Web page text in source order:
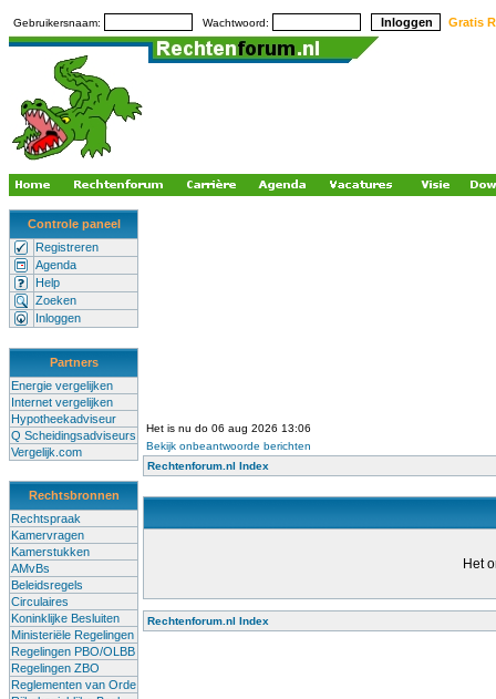
Gebruikersnaam: Wachtwoord: Gratis
Controle paneel
Registreren
Agenda
Help
Zoeken
Inloggen
Partners
Energie vergelijken
Internet vergelijken
Hypotheekadviseur
Q Scheidingsadviseurs
Vergelijk.com
Rechtsbronnen
Rechtspraak
Kamervragen
Kamerstukken
AMvBs
Beleidsregels
Circulaires
Koninklijke Besluiten
Ministeriële Regelingen
Regelingen PBO/OLBB
Regelingen ZBO
Reglementen van Orde
Het is nu do 06 aug 2026 13:06
Bekijk onbeantwoorde berichten
Rechtenforum.nl Index
Het
Rechtenforum.nl Index